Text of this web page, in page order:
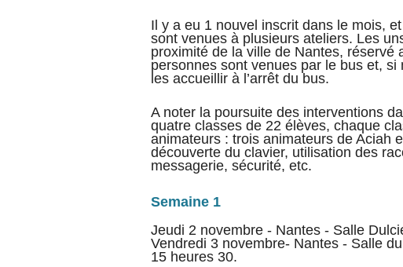
Il y a eu 1 nouvel inscrit dans le mois,
sont venues à plusieurs ateliers. Les
proximité de la ville de Nantes, réservé
personnes sont venues par le bus et,
les accueillir à l’arrêt du bus.
A noter la poursuite des interventions
quatre classes de 22 élèves, chaque
animateurs : trois animateurs de Aciah
découverte du clavier, utilisation des
messagerie, sécurité, etc.
Semaine 1
Jeudi 2 novembre - Nantes - Salle
Vendredi 3 novembre- Nantes - Salle
15 heures 30.